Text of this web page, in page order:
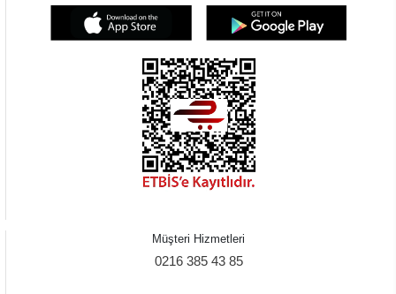
Müşteri Hizmetleri
0216 385 43 85